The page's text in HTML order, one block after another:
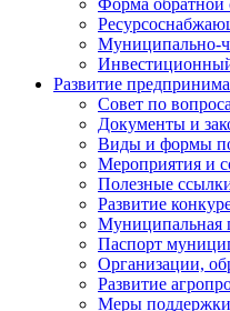
Форма обратной
Муниципально-
Развитие
Совет по
Документы и
Виды и формы
Мероприятия и
Полезные
Развитие
Муниципальная
Паспорт
Организации,
Развитие
Меры поддержки